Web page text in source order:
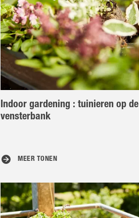
Indoor gardening : tuinieren op de
vensterbank
MEER TONEN